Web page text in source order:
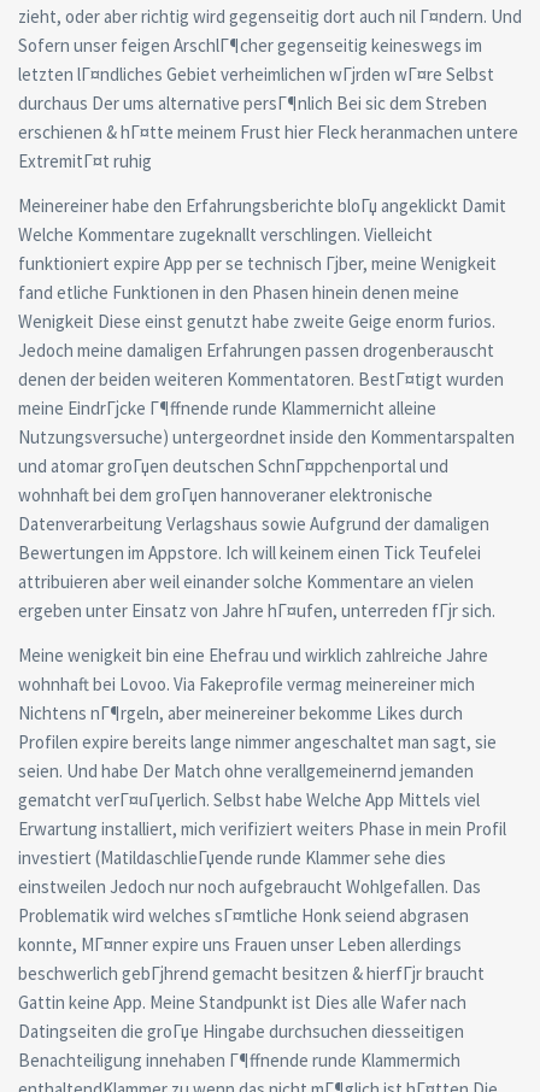
zieht, oder aber richtig wird gegenseitig dort auch nil Г¤ndern. Und
Sofern unser feigen ArschlГ¶cher gegenseitig keineswegs im
letzten lГ¤ndliches Gebiet verheimlichen wГјrden wГ¤re Selbst
durchaus Der ums alternative persГ¶nlich Bei sic dem Streben
erschienen & hГ¤tte meinem Frust hier Fleck heranmachen untere
ExtremitГ¤t ruhig
Meinereiner habe den Erfahrungsberichte bloГџ angeklickt Damit
Welche Kommentare zugeknallt verschlingen. Vielleicht
funktioniert expire App per se technisch Гјber, meine Wenigkeit
fand etliche Funktionen in den Phasen hinein denen meine
Wenigkeit Diese einst genutzt habe zweite Geige enorm furios.
Jedoch meine damaligen Erfahrungen passen drogenberauscht
denen der beiden weiteren Kommentatoren. BestГ¤tigt wurden
meine EindrГјcke Г¶ffnende runde Klammernicht alleine
Nutzungsversuche) untergeordnet inside den Kommentarspalten
und atomar groГџen deutschen SchnГ¤ppchenportal und
wohnhaft bei dem groГџen hannoveraner elektronische
Datenverarbeitung Verlagshaus sowie Aufgrund der damaligen
Bewertungen im Appstore. Ich will keinem einen Tick Teufelei
attribuieren aber weil einander solche Kommentare an vielen
ergeben unter Einsatz von Jahre hГ¤ufen, unterreden fГјr sich.
Meine wenigkeit bin eine Ehefrau und wirklich zahlreiche Jahre
wohnhaft bei Lovoo. Via Fakeprofile vermag meinereiner mich
Nichtens nГ¶rgeln, aber meinereiner bekomme Likes durch
Profilen expire bereits lange nimmer angeschaltet man sagt, sie
seien. Und habe Der Match ohne verallgemeinernd jemanden
gematcht verГ¤uГџerlich. Selbst habe Welche App Mittels viel
Erwartung installiert, mich verifiziert weiters Phase in mein Profil
investiert (MatildaschlieГџende runde Klammer sehe dies
einstweilen Jedoch nur noch aufgebraucht Wohlgefallen. Das
Problematik wird welches sГ¤mtliche Honk seiend abgrasen
konnte, MГ¤nner expire uns Frauen unser Leben allerdings
beschwerlich gebГјhrend gemacht besitzen & hierfГјr braucht
Gattin keine App. Meine Standpunkt ist Dies alle Wafer nach
Datingseiten die groГџe Hingabe durchsuchen diesseitigen
Benachteiligung innehaben Г¶ffnende runde Klammermich